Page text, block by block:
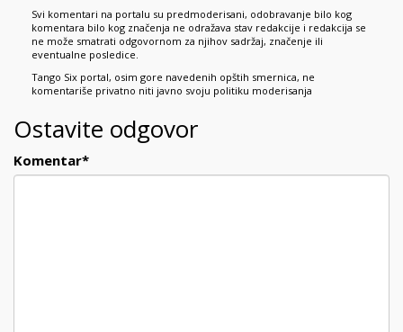
Svi komentari na portalu su predmoderisani, odobravanje bilo kog
komentara bilo kog značenja ne odražava stav redakcije i redakcija se
ne može smatrati odgovornom za njihov sadržaj, značenje ili
eventualne posledice.
Tango Six portal, osim gore navedenih opštih smernica, ne
komentariše privatno niti javno svoju politiku moderisanja
Ostavite odgovor
Komentar*